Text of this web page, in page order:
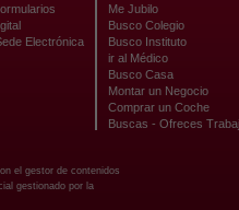
Electrónica
Me Jubilo
Busco Colegio
Busco Instituto
ir al Médico
Busco Casa
Montar un Negocio
Comprar un Coche
Buscas - Ofreces
el gestor de contenidos
gestionado por la